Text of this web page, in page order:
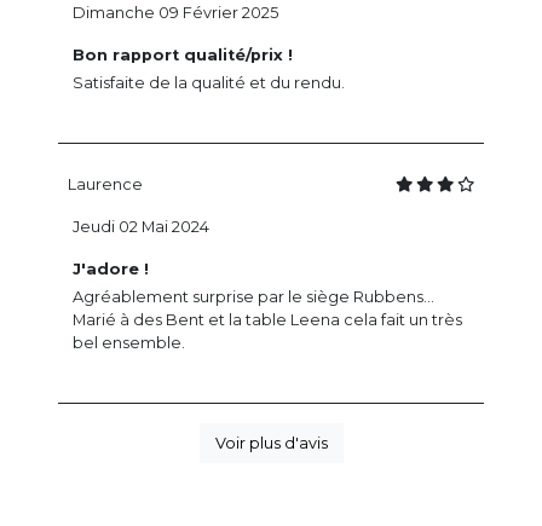
Bon rapport qualité/prix !
Satisfaite de la qualité et du rendu.
Dimanche 09 Février 2025
Laurence
J'adore !
Agréablement surprise par le siège Rubbens...
Marié à des Bent et la table Leena cela fait un très
bel ensemble.
Jeudi 02 Mai 2024
Voir plus d'avis